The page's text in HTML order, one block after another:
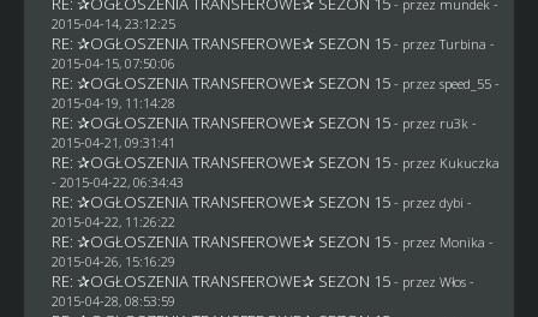
- przez mundek-
2015-04-14, 23:12:25
RE: ✰OGŁOSZENIA TRANSFEROWE✰ SEZON 15 - przez Turbina -
2015-04-15, 07:50:06
RE: ✰OGŁOSZENIA TRANSFEROWE✰ SEZON 15 - przez speed_55 -
2015-04-19, 11:14:28
RE: ✰OGŁOSZENIA TRANSFEROWE✰ SEZON 15 - przez ru3k-
2015-04-21, 09:31:41
RE: ✰OGŁOSZENIA TRANSFEROWE✰ SEZON 15 - przez Kukuczka
- 2015-04-22, 06:34:43
RE: ✰OGŁOSZENIA TRANSFEROWE✰ SEZON 15 - przez dybi -
2015-04-22, 11:26:22
RE: ✰OGŁOSZENIA TRANSFEROWE✰ SEZON 15 - przez Monika -
2015-04-26, 15:16:29
RE: ✰OGŁOSZENIA TRANSFEROWE✰ SEZON 15 - przez Włos-
2015-04-28, 08:53:59